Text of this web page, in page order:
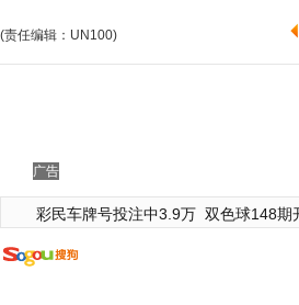
(责任编辑：UN100)
广告
彩民车牌号投注中3.9万 双色球148期